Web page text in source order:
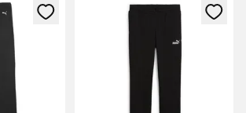
til at logge ind eller tilmelde dig som
Åbner en Modal til at logge